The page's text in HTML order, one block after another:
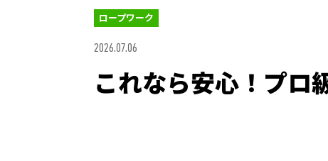
ロープワーク
2026.07.06
これなら安心！プロ